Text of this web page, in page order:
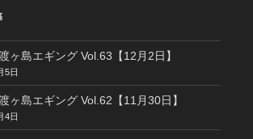
ヶ島エギング Vol.63【12月2日】
5日
ヶ島エギング Vol.62【11月30日】
4日